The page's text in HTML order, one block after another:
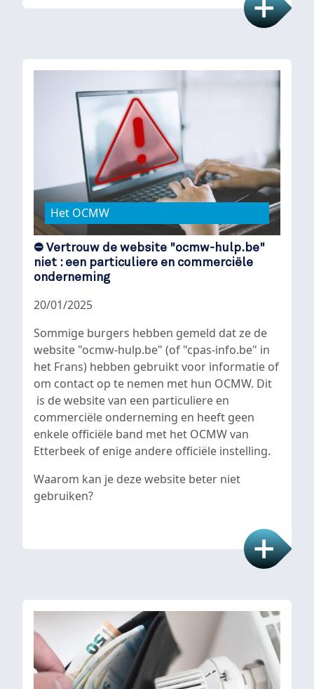
Het OCMW
⛔ Vertrouw de website "ocmw-hulp.be"
niet : een particuliere en commerciële
onderneming
20/01/2025
Sommige burgers hebben gemeld dat ze de
website "ocmw-hulp.be" (of "cpas-info.be" in
het Frans) hebben gebruikt voor informatie of
om contact op te nemen met hun OCMW. Dit
is de website van een particuliere en
commerciële onderneming en heeft geen
enkele officiële band met het OCMW van
Etterbeek of enige andere officiële instelling.
Waarom kan je deze website beter niet
gebruiken?